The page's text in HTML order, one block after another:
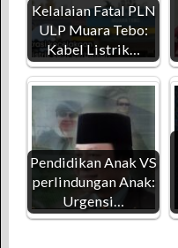
Kelalaian Fatal PLN
ULP Muara Tebo:
Kabel Listrik…
Pendidikan Anak VS
perlindungan Anak:
Urgensi…